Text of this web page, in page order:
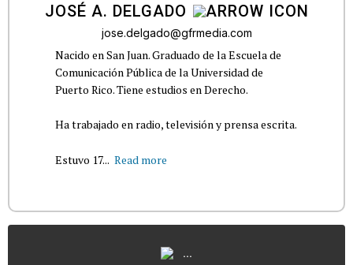
JOSÉ A. DELGADO
jose.delgado@gfrmedia.com
Nacido en San Juan. Graduado de la Escuela de
Comunicación Pública de la Universidad de
Puerto Rico. Tiene estudios en Derecho.
Ha trabajado en radio, televisión y prensa escrita.
Estuvo 17... Read more
...